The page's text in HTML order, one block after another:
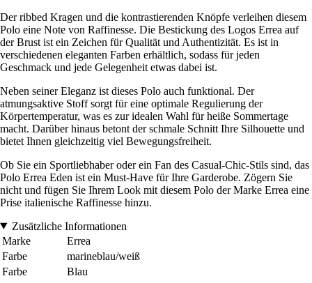
Der ribbed Kragen und die kontrastierenden Knöpfe verleihen diesem
Polo eine Note von Raffinesse. Die Bestickung des Logos Errea auf
der Brust ist ein Zeichen für Qualität und Authentizität. Es ist in
verschiedenen eleganten Farben erhältlich, sodass für jeden
Geschmack und jede Gelegenheit etwas dabei ist.
Neben seiner Eleganz ist dieses Polo auch funktional. Der
atmungsaktive Stoff sorgt für eine optimale Regulierung der
Körpertemperatur, was es zur idealen Wahl für heiße Sommertage
macht. Darüber hinaus betont der schmale Schnitt Ihre Silhouette und
bietet Ihnen gleichzeitig viel Bewegungsfreiheit.
Ob Sie ein Sportliebhaber oder ein Fan des Casual-Chic-Stils sind, das
Polo Errea Eden ist ein Must-Have für Ihre Garderobe. Zögern Sie
nicht und fügen Sie Ihrem Look mit diesem Polo der Marke Errea eine
Prise italienische Raffinesse hinzu.
Zusätzliche Informationen
Marke
Errea
Farbe
marineblau/weiß
Farbe
Blau